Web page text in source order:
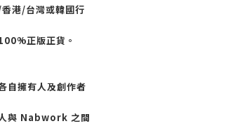
港/台灣或韓國行
正版正貨。
自擁有人及創作者
與 Nabwork 之間